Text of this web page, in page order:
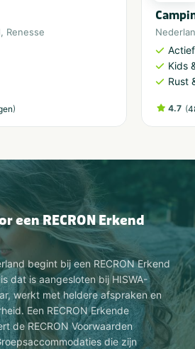
, Renesse
)
Kids
Rust
4.7 (
een RECRON Erkend
begint bij een RECRON Erkend
dat is aangesloten bij HISWA-
werkt met heldere afspraken en
Een RECRON Erkende
de RECRON Voorwaarden
die zijn